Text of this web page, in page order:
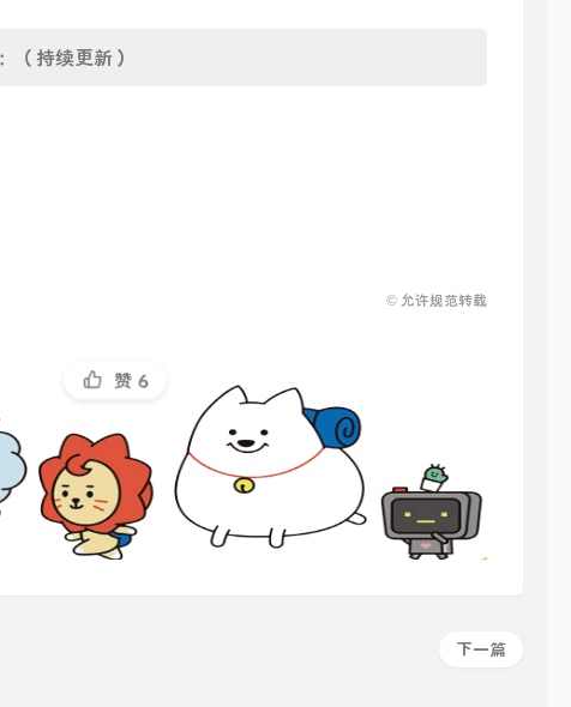
（持续更新）
© 允许规范转载
赞 6
下一篇